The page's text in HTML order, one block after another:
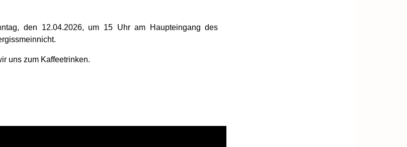
den 12.04.2026, um 15 Uhr am Haupteingang des
uns zum Kaffeetrinken.